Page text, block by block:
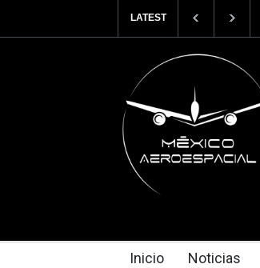
LATEST
naval mexicana construirá 32 BUQUES para la
Inicio Noticias